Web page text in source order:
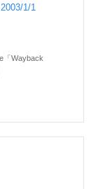
1/1
「Wayback